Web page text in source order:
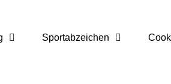
Sportabzeichen